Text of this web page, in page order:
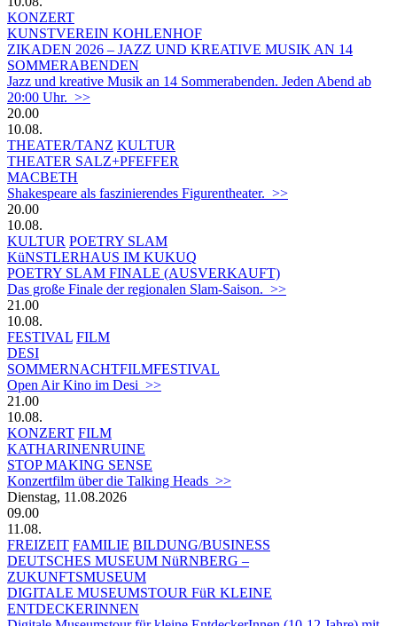
KONZERT
KUNSTVEREIN KOHLENHOF
ZIKADEN 2026 – JAZZ UND KREATIVE MUSIK AN 14
SOMMERABENDEN
Jazz und kreative Musik an 14 Sommerabenden. Jeden Abend ab
20:00 Uhr. >>
20.00
10.08.
THEATER/TANZ KULTUR
THEATER SALZ+PFEFFER
MACBETH
Shakespeare als faszinierendes Figurentheater. >>
20.00
10.08.
KULTUR POETRY SLAM
KüNSTLERHAUS IM KUKUQ
POETRY SLAM FINALE (AUSVERKAUFT)
Das große Finale der regionalen Slam-Saison. >>
21.00
10.08.
FESTIVAL FILM
DESI
SOMMERNACHTFILMFESTIVAL
Open Air Kino im Desi >>
21.00
10.08.
KONZERT FILM
KATHARINENRUINE
STOP MAKING SENSE
Konzertfilm über die Talking Heads >>
Dienstag, 11.08.2026
09.00
11.08.
FREIZEIT FAMILIE BILDUNG/BUSINESS
DEUTSCHES MUSEUM NüRNBERG –
ZUKUNFTSMUSEUM
DIGITALE MUSEUMSTOUR FüR KLEINE
ENTDECKERINNEN